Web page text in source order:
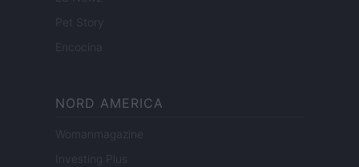
Pet Story
Encocina
NORD AMERICA
Womanmagazine
Investing Plus